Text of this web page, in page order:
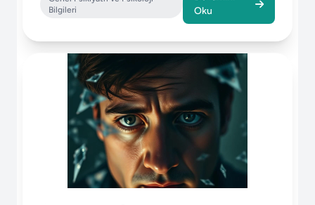
Bilgileri
Oku